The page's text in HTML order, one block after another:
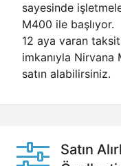
sayesinde
M400 ile başlıyor.
12 aya varan
imkanıyla Nirvana
satın alabilirsiniz.
Satın